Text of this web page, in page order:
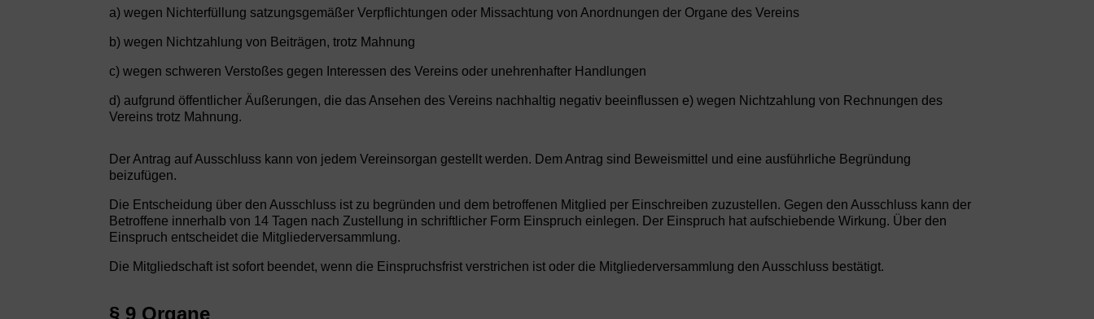
a) wegen Nichterfüllung satzungsgemäßer Verpflichtungen oder Missachtung von Anordnungen der Organe des Vereins
b) wegen Nichtzahlung von Beiträgen, trotz Mahnung
c) wegen schweren Verstoßes gegen Interessen des Vereins oder unehrenhafter Handlungen
d) aufgrund öffentlicher Äußerungen, die das Ansehen des Vereins nachhaltig negativ beeinflussen e) wegen Nichtzahlung von Rechnungen des
Vereins trotz Mahnung.
Der Antrag auf Ausschluss kann von jedem Vereinsorgan gestellt werden. Dem Antrag sind Beweismittel und eine ausführliche Begründung
beizufügen.
Die Entscheidung über den Ausschluss ist zu begründen und dem betroffenen Mitglied per Einschreiben zuzustellen. Gegen den Ausschluss kann der
Betroffene innerhalb von 14 Tagen nach Zustellung in schriftlicher Form Einspruch einlegen. Der Einspruch hat aufschiebende Wirkung. Über den
Einspruch entscheidet die Mitgliederversammlung.
Die Mitgliedschaft ist sofort beendet, wenn die Einspruchsfrist verstrichen ist oder die Mitgliederversammlung den Ausschluss bestätigt.
§ 9 Organe